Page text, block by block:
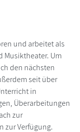
und arbeitet als
Musiktheater. Um
den nächsten
seit über
in
Überarbeitungen
zur
zur Verfügung.